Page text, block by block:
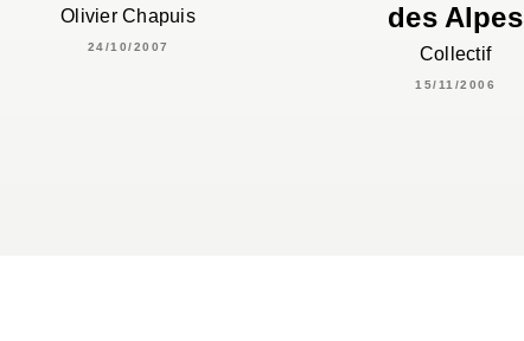
Olivier Chapuis
24/10/2007
des Alpes
Collectif
15/11/2006